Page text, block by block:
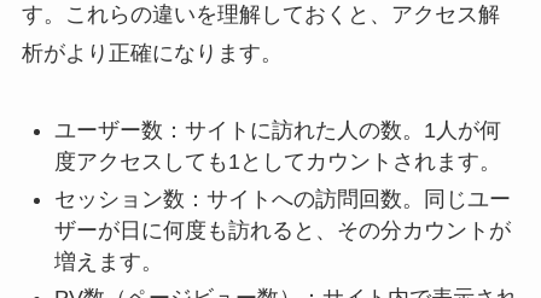
す。これらの違いを理解しておくと、アクセス解
析がより正確になります。
ユーザー数：サイトに訪れた人の数。1人が何
度アクセスしても1としてカウントされます。
セッション数：サイトへの訪問回数。同じユー
ザーが日に何度も訪れると、その分カウントが
増えます。